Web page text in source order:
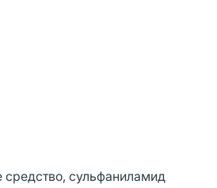
сульфаниламид